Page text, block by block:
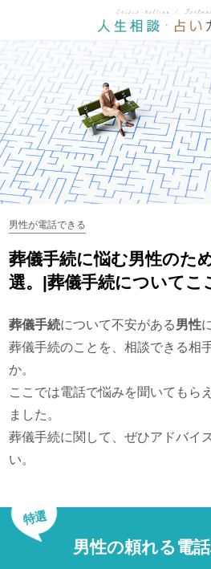
男性が電話できる
葬儀手続に悩む男性のた
選。|葬儀手続についてこ
葬儀手続について不安がある男性
葬儀手続のことを、相談できる相
か。
ここでは電話で悩みを聞いてもら
ました。
葬儀手続に関して、ぜひアドバイ
い。
特選
男性の頼れる電